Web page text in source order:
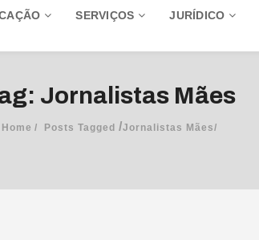
SERVIÇOS JURÍDICO
Jornalistas Mães
Home Posts Tagged /Jornalistas Mães/